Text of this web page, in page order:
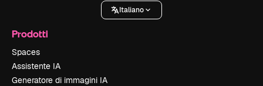
Italiano
Prodotti
Spaces
Assistente IA
Generatore di immagini IA